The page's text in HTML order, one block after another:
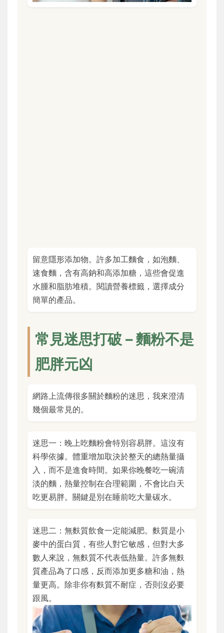
留意隱形添加物。許多加工麵食，如泡麵、
速食麵，含有高鈉和高添加糖，這些會促進
水腫和脂肪堆積。閱讀營養標籤，選擇成分
簡單的產品。
常見迷思打破 – 麵粉不是
肥胖元凶
網路上流傳很多關於麵粉的迷思，我來澄清
幾個最常見的。
迷思一：晚上吃麵粉會特別容易胖。這沒有
科學依據。體重增加取決於整天的總熱量攝
入，而不是進食時間。如果你晚餐吃一碗清
淡的麵，熱量控制在合理範圍，不會比白天
吃更易胖。關鍵是別在睡前吃大量碳水。
迷思二：無麩質飲食一定能減肥。麩質是小
麥中的蛋白質，有些人對它敏感，但對大多
數人來說，無麩質不代表低熱量。許多無麩
質產品為了口感，反而添加更多糖和油，熱
量更高。除非你有麩質不耐症，否則沒必要
跟風。